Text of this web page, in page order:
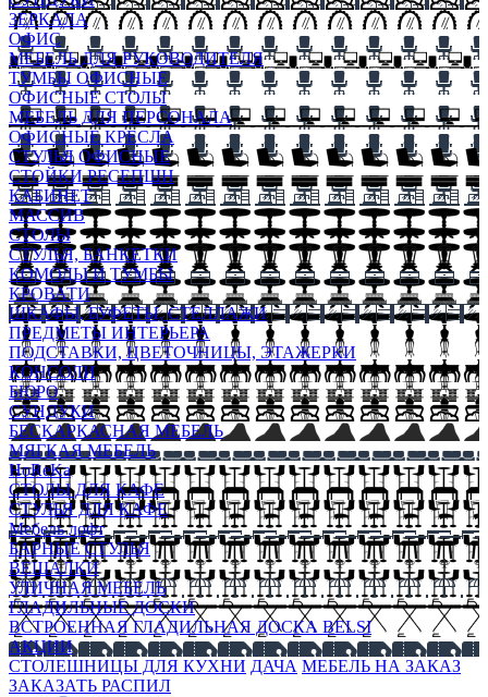
ЗЕРКАЛА
ОФИС
МЕБЕЛЬ ДЛЯ РУКОВОДИТЕЛЯ
ТУМБЫ ОФИСНЫЕ
ОФИСНЫЕ СТОЛЫ
МЕБЕЛЬ ДЛЯ ПЕРСОНАЛА
ОФИСНЫЕ КРЕСЛА
СТУЛЬЯ ОФИСНЫЕ
СТОЙКИ РЕСЕПШН
КАБИНЕТ
МАССИВ
СТОЛЫ
СТУЛЬЯ, БАНКЕТКИ
КОМОДЫ И ТУМБЫ
КРОВАТИ
ШКАФЫ, БУФЕТЫ, СТЕЛЛАЖИ
ПРЕДМЕТЫ ИНТЕРЬЕРА
ПОДСТАВКИ, ЦВЕТОЧНИЦЫ, ЭТАЖЕРКИ
КОНСОЛИ
БЮРО
СУНДУКИ
БЕСКАРКАСНАЯ МЕБЕЛЬ
МЯГКАЯ МЕБЕЛЬ
HoReKa
СТОЛЫ ДЛЯ КАФЕ
СТУЛЬЯ ДЛЯ КАФЕ
Мебель лофт
БАРНЫЕ СТУЛЬЯ
ВЕШАЛКИ
УЛИЧНАЯ МЕБЕЛЬ
ГЛАДИЛЬНЫЕ ДОСКИ
ВСТРОЕННАЯ ГЛАДИЛЬНАЯ ДОСКА BELSI
АКЦИИ
СТОЛЕШНИЦЫ ДЛЯ КУХНИ ДАЧА МЕБЕЛЬ НА ЗАКАЗ
ЗАКАЗАТЬ РАСПИЛ